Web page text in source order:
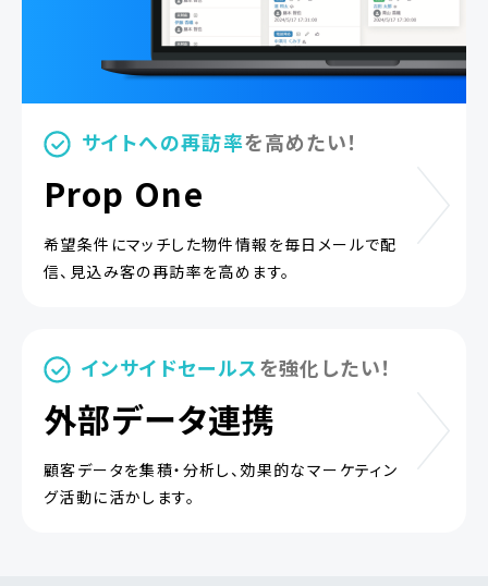
サイトへの再訪率を高めたい！
Prop One
希望条件にマッチした物件情報を毎日メールで配
信、 見込み客の再訪率を高めます。
インサイドセールスを強化したい！
外部データ連携
顧客データを集積・分析し、効果的なマーケティン
グ活動に活かします。